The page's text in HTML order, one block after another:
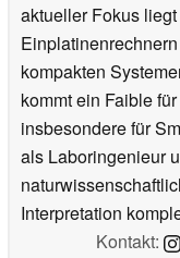
aktueller Fokus
kompakten
kommt ein Faible
insbesondere für
als Laboringenieur
Interpretation
Kontakt: